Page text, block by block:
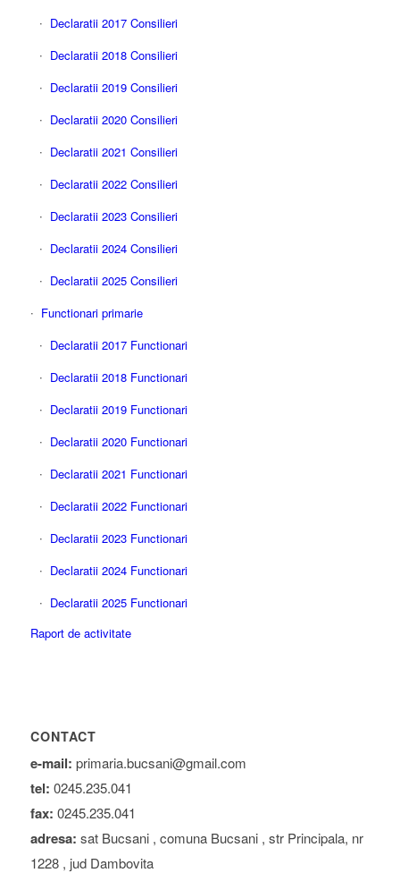
Declaratii 2017 Consilieri
Declaratii 2018 Consilieri
Declaratii 2019 Consilieri
Declaratii 2020 Consilieri
Declaratii 2021 Consilieri
Declaratii 2022 Consilieri
Declaratii 2023 Consilieri
Declaratii 2024 Consilieri
Declaratii 2025 Consilieri
Functionari primarie
Declaratii 2017 Functionari
Declaratii 2018 Functionari
Declaratii 2019 Functionari
Declaratii 2020 Functionari
Declaratii 2021 Functionari
Declaratii 2022 Functionari
Declaratii 2023 Functionari
Declaratii 2024 Functionari
Declaratii 2025 Functionari
Raport de activitate
CONTACT
e-mail: primaria.bucsani@gmail.com
tel: 0245.235.041
fax: 0245.235.041
adresa: sat Bucsani , comuna Bucsani , str Principala, nr
1228 , jud Dambovita